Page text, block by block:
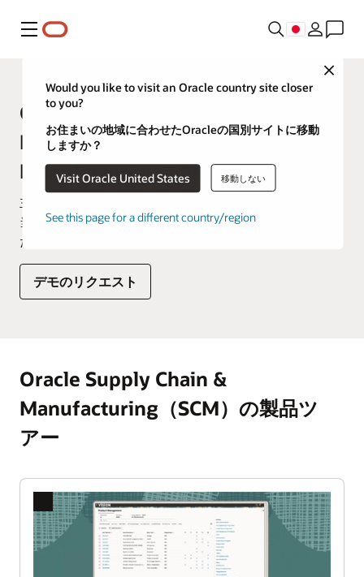
メニュー
Close
Would you like to visit an Oracle country site closer
to you?
お住まいの地域に合わせたOracleの国別サイトに移動
しますか？
Visit Oracle United States 移動しない
See this page for a different country/region
Oracle Supply Chain
Management（SCM）and
Manufacturingの製品ツアー
主な機能や利点を紹介するこのような製品ツアーで、
当社の製品を日常的にどのように活用できるかご覧く
ださい。
デモのリクエスト
Oracle Supply Chain &
Manufacturing（SCM）の製品ツ
アー